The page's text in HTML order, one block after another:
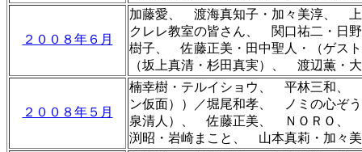
２００８年６月
加藤愛、 渡海真知子・加々美淳、
クレレ教室の皆さん、 関口祐二・日
樹子、 佐藤正美・田中聖人・（ゲス
（坂上真清・杉田真実）
、 渡辺薫 ・
２００８年５月
楠幸樹・テルイショウ、 平林三和、
ン仮面））／堀尾和孝、 ノミの心ぞ
泉清人）、 佐藤正美、 ＮＯＲＯ、
渕昭・ 岩崎まこと、 山本真莉・加々